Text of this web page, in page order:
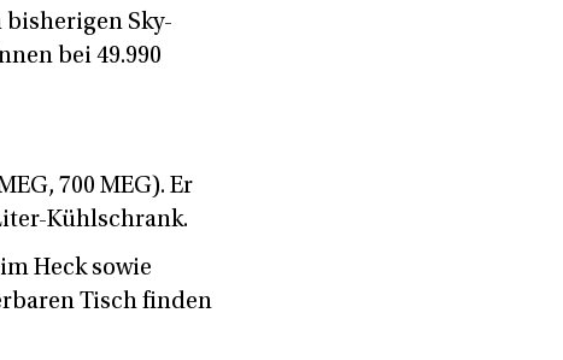
Sky-
bei 49.990
700 MEG). Er
Kühlschrank.
Heck sowie
Tisch finden